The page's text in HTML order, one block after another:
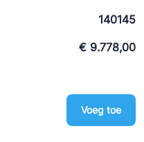
140145
€ 9.778,00
Voeg toe